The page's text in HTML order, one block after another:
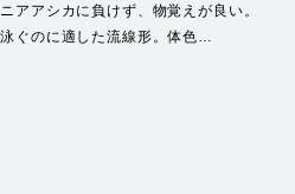
アアシカに負けず、物覚えが良い。
ぐのに適した流線形。体色…